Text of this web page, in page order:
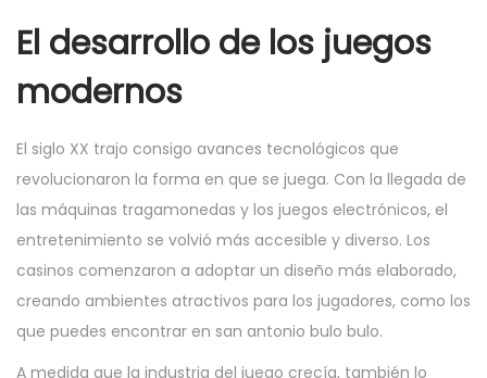
El desarrollo de los juegos
modernos
El siglo XX trajo consigo avances tecnológicos que
revolucionaron la forma en que se juega. Con la llegada de
las máquinas tragamonedas y los juegos electrónicos, el
entretenimiento se volvió más accesible y diverso. Los
casinos comenzaron a adoptar un diseño más elaborado,
creando ambientes atractivos para los jugadores, como los
que puedes encontrar en san antonio bulo bulo.
A medida que la industria del juego crecía, también lo